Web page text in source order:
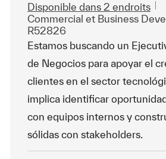
Disponible dans 2 endroits
Catégorie
Commercial et Business
R52826
Estamos buscando un
de Negocios para apoyar el
clientes en el sector
implica identificar
con equipos internos y
sólidas con stakeholders.